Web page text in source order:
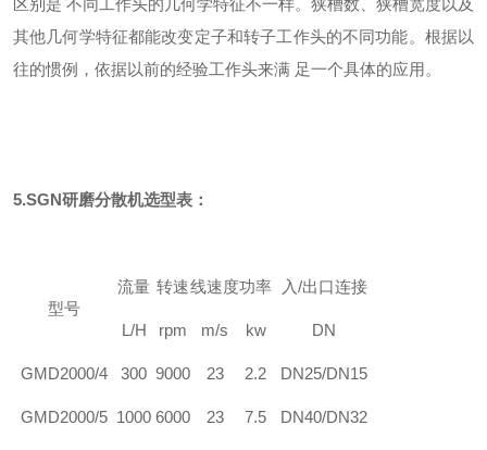
区别是 不同工作头的几何学特征不一样。狭槽数、狭槽宽度以及
其他几何学特征都能改变定子和转子工作头的不同功能。根据以
往的惯例，依据以前的经验工作头来满 足一个具体的应用。
5.SGN研磨分散机选型表：
型号
流量
L/H
转速
rpm
线速度
m/s
功率
kw
入/出口连接
DN
GMD2000/4 300 9000 23 2.2 DN25/DN15
GMD2000/5 1000 6000 23 7.5 DN40/DN32